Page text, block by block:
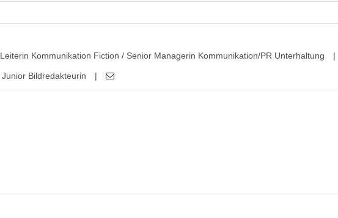
Leiterin Kommunikation Fiction / Senior Managerin Kommunikation/PR Unterhaltung |
Junior Bildredakteurin |